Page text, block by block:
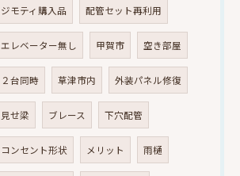
ジモティ購入品 配管セット再利用
エレベーター無し 甲賀市 空き部屋
２台同時 草津市内 外装パネル修復
見せ梁 ブレース 下穴配管
コンセント形状 メリット 雨樋